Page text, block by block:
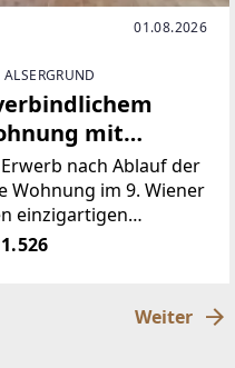
01.08.2026
mit
nach Ablauf der
Wohnung im 9. Wiener
einzigartigen
Auf rund
helle Zimmer, eine
Weiter